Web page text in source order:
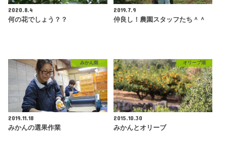
2020.8.4
何の花でしょう？？
2019.7.9
仲良し！農園スタッフたち＾＾
みかん畑
2019.11.18
みかんの選果作業
オリーブ畑
2015.10.30
みかんとオリーブ